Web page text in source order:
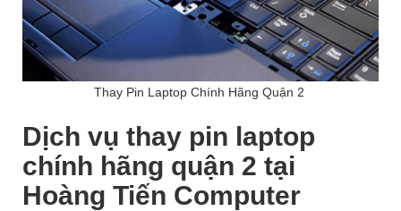
Thay Pin Laptop Chính Hãng Quận 2
Dịch vụ thay pin laptop
chính hãng quận 2 tại
Hoàng Tiến Computer